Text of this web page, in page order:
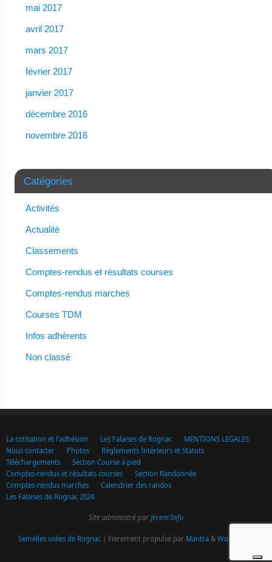
mai 2017
avril 2017
mars 2017
février 2017
janvier 2017
décembre 2016
novembre 2016
Catégories
Activités
Actualité
Classements
Comptes-rendus et résultats courses
Comptes-rendus marches
Courses TDM
Infos adhérents
Non classé
La cotisation et l’adhésion Les Falaises de Rognac
MENTIONS LEGALES
Nous contacter
Photos
Règlements Intérieurs et Statuts
Téléchargements
Section Course à pied
Comptes-rendus et résultats courses
Section Randonnée
Comptes-rendus marches
Calendrier des randos
Les Falaises de Rognac 2024
Site administré par Jerem'Info
Semelles usées de Rognac| Fièrement propulsé par Mantra& WordPress.